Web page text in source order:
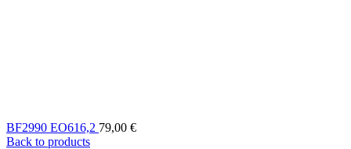
BF2990 EO616,2 79,00 €
Back to products